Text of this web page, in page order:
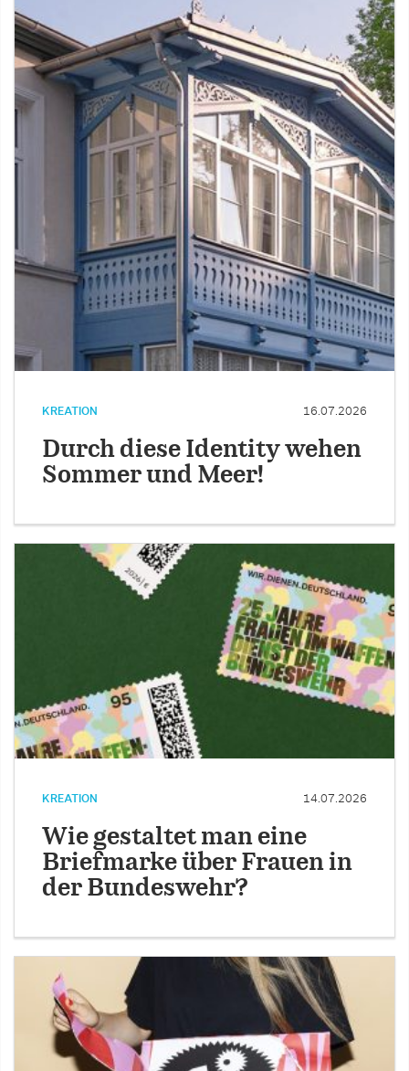
KREATION 16.07.2026
Durch diese Identity wehen
Sommer und Meer!
KREATION 14.07.2026
Wie gestaltet man eine
Briefmarke über Frauen in
der Bundeswehr?